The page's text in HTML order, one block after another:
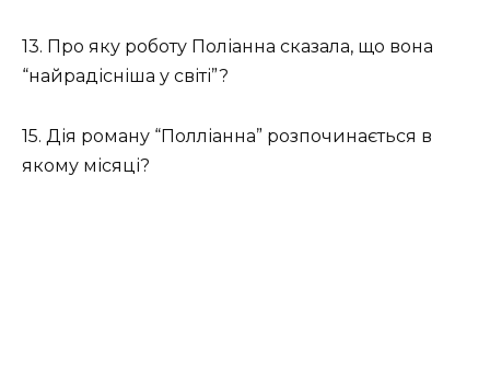
13. Про яку роботу Поліанна сказала, що вона
“найрадісніша у світі”?
15. Дія роману “Полліанна” розпочинається в
якому місяці?